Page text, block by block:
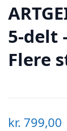
5-delt
Flere
kr. 799,00